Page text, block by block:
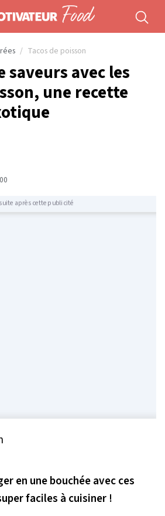
Tacos de poisson
saveurs avec les
une recette
après cette publicité
en une bouchée avec ces
faciles à cuisiner !